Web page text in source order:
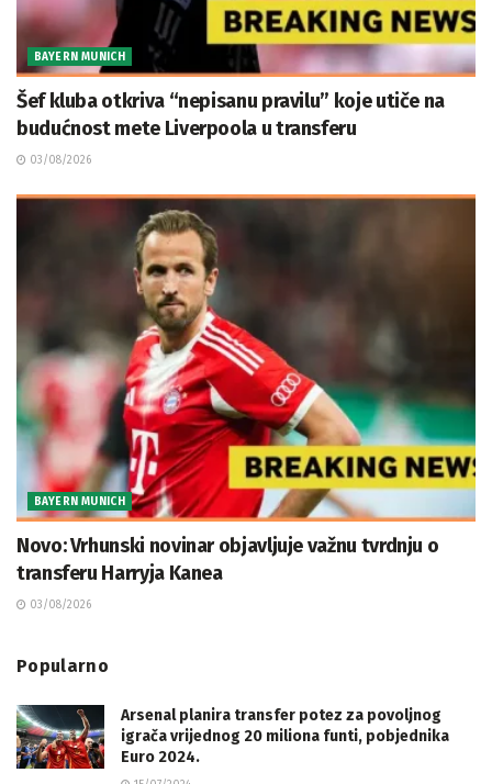
BAYERN MUNICH
Šef kluba otkriva “nepisanu pravilu” koje utiče na
budućnost mete Liverpoola u transferu
03/08/2026
BAYERN MUNICH
Novo: Vrhunski novinar objavljuje važnu tvrdnju o
transferu Harryja Kanea
03/08/2026
Popularno
Arsenal planira transfer potez za povoljnog
igrača vrijednog 20 miliona funti, pobjednika
Euro 2024.